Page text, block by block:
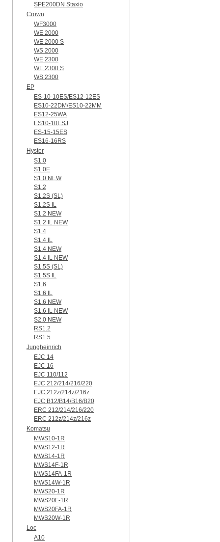
SPE200DN Staxio
Crown
WF3000
WE 2000
WE 2000 S
WS 2000
WE 2300
WE 2300 S
WS 2300
EP
ES-10-10ES/ES12-12ES
ES10-22DM/ES10-22MM
ES12-25WA
ES10-10ESJ
ES-15-15ES
ES16-16RS
Hyster
S1.0
S1.0E
S1.0 NEW
S1.2
S1.2S (SL)
S1.2S IL
S1.2 NEW
S1.2 IL NEW
S1.4
S1.4 IL
S1.4 NEW
S1.4 IL NEW
S1.5S (SL)
S1.5S IL
S1.6
S1.6 IL
S1.6 NEW
S1.6 IL NEW
S2.0 NEW
RS1.2
RS1.5
Jungheinrich
EJC 14
EJC 16
EJC 110/112
EJC 212/214/216/220
EJC 212z/214z/216z
EJC B12/B14/B16/B20
ERC 212/214/216/220
ERC 212z/214z/216z
Komatsu
MWS10-1R
MWS12-1R
MWS14-1R
MWS14F-1R
MWS14FA-1R
MWS14W-1R
MWS20-1R
MWS20F-1R
MWS20FA-1R
MWS20W-1R
Loc
A10